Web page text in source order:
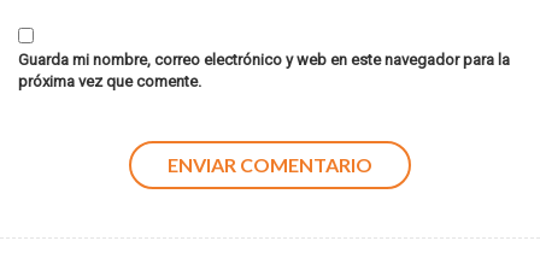
Guarda mi nombre, correo electrónico y web en este navegador para la
próxima vez que comente.